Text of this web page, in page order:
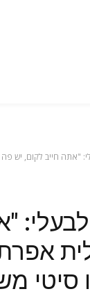
"אתה חייב לקום, יש
סיטי